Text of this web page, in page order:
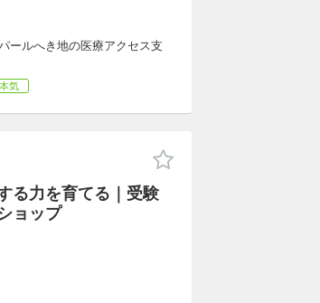
ールへき地の医療アクセス支
気
る力を育てる｜受験
ョップ